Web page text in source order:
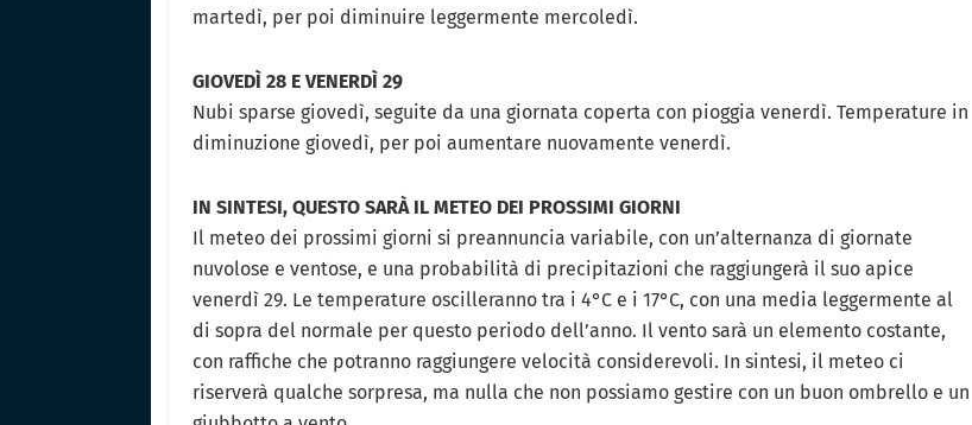
martedì, per poi diminuire leggermente mercoledì.
GIOVEDÌ 28 E VENERDÌ 29
Nubi sparse giovedì, seguite da una giornata coperta con pioggia venerdì. Temperature in
diminuzione giovedì, per poi aumentare nuovamente venerdì.
IN SINTESI, QUESTO SARÀ IL METEO DEI PROSSIMI GIORNI
Il meteo dei prossimi giorni si preannuncia variabile, con un’alternanza di giornate
nuvolose e ventose, e una probabilità di precipitazioni che raggiungerà il suo apice
venerdì 29. Le temperature oscilleranno tra i 4°C e i 17°C, con una media leggermente al
di sopra del normale per questo periodo dell’anno. Il vento sarà un elemento costante,
con raffiche che potranno raggiungere velocità considerevoli. In sintesi, il meteo ci
riserverà qualche sorpresa, ma nulla che non possiamo gestire con un buon ombrello e un